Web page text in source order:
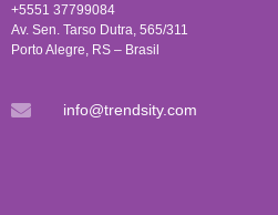
+5551 37799084
Av. Sen. Tarso Dutra, 565/311
Porto Alegre, RS – Brasil
info@trendsity.com